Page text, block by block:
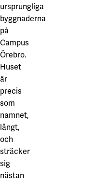
ursprungliga
byggnaderna
på
Campus
Örebro.
Huset
är
precis
som
namnet,
långt,
och
sträcker
sig
nästan